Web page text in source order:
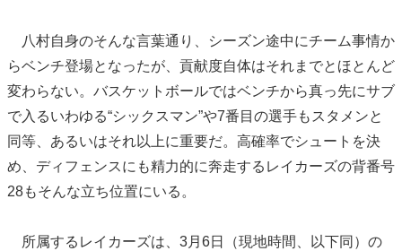
八村自身のそんな言葉通り、シーズン途中にチーム事情か
らベンチ登場となったが、貢献度自体はそれまでとほとんど
変わらない。バスケットボールではベンチから真っ先にサブ
で入るいわゆる“シックスマン”や7番目の選手もスタメンと
同等、あるいはそれ以上に重要だ。高確率でシュートを決
め、ディフェンスにも精力的に奔走するレイカーズの背番号
28もそんな立ち位置にいる。
所属するレイカーズは、3月6日（現地時間、以下同）の